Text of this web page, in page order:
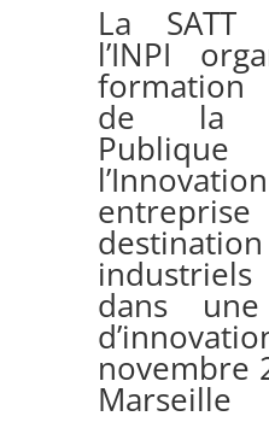
La SATT
l’INPI
formation
de la
dans
novembre
Marseille